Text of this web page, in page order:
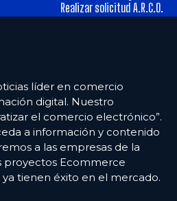
Realizar solicitud A.R.C.O.
líder en comercio
digital. Nuestro
el comercio electrónico”.
a información y contenido
a las empresas de la
proyectos Ecommerce
tienen éxito en el mercado.